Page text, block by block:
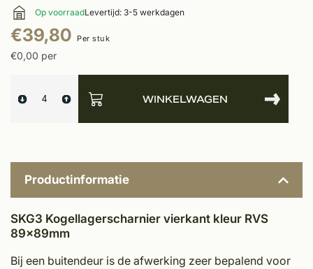
Op voorraadLevertijd: 3-5 werkdagen
€39,80 Per stuk
€0,00 per
WINKELWAGEN
Productinformatie
SKG3 Kogellagerscharnier vierkant kleur RVS
89x89mm
Bij een buitendeur is de afwerking zeer bepalend voor